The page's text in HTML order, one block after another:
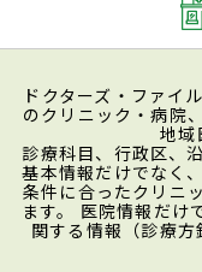
ドクターズ・ファイ
のクリニック・病院
地域
診療科目、行政区、
基本情報だけでなく
条件に合ったクリニ
ます。 医院情報だけ
関する情報（診療方